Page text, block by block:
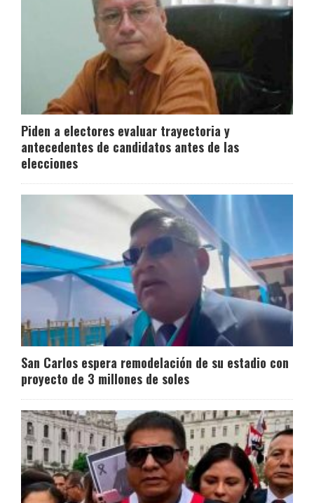
Piden a electores evaluar trayectoria y
antecedentes de candidatos antes de las
elecciones
San Carlos espera remodelación de su estadio con
proyecto de 3 millones de soles